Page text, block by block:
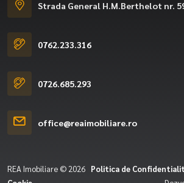
Strada General H.M.Berthelot nr.
0762.233.316
0726.685.293
office@reaimobiliare.ro
REA Imobiliare © 2026 Politica de